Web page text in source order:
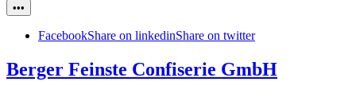
•••
FacebookShare on linkedinShare on twitter
Berger Feinste Confiserie GmbH